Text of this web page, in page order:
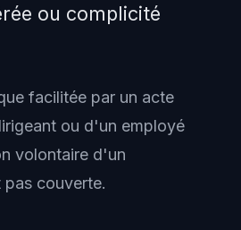
ou complicité
facilitée par un acte
ou d'un employé
volontaire d'un
couverte.